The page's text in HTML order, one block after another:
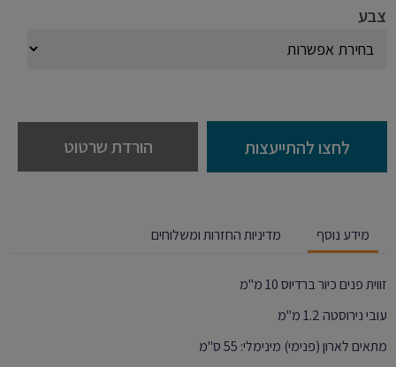
צבע
לחצו להתייעצות הורדת שרטוט
מידע נוסף מדיניות החזרות ומשלוחים
זווית פנים כיור ברדיוס 10 מ"מ
עובי נירוסטה 1.2 מ"מ
מתאים לארון (פנימי) מינימלי: 55 ס"מ